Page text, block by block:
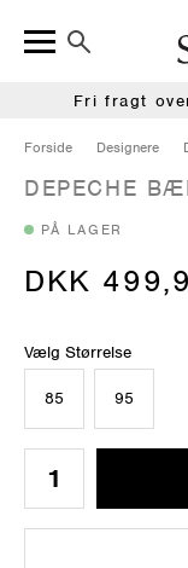
Fri fragt
Forside Designere
DEPECHE
PÅ LAGER
DKK
Vælg Størrelse
85 95